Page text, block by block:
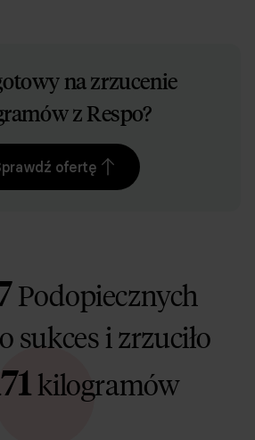
od dietetyka (
na zrzucenie
z Respo?
ofertę
Podopiecznych
sukces i zrzuciło
kilogramów